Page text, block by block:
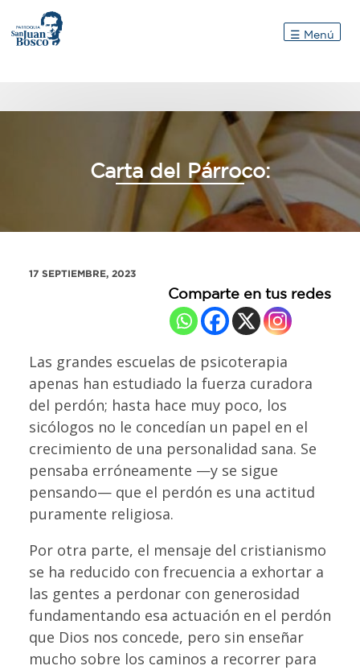
Inicio
☰ Menú
Carta del Párroco:
17 SEPTIEMBRE, 2023
Comparte en tus redes
Las grandes escuelas de psicoterapia
apenas han estudiado la fuerza curadora
del perdón; hasta hace muy poco, los
sicólogos no le concedían un papel en el
crecimiento de una personalidad sana. Se
pensaba erróneamente —y se sigue
pensando— que el perdón es una actitud
puramente religiosa.
Por otra parte, el mensaje del cristianismo
se ha reducido con frecuencia a exhortar a
las gentes a perdonar con generosidad
fundamentando esa actuación en el perdón
que Dios nos concede, pero sin enseñar
mucho sobre los caminos a recorrer para